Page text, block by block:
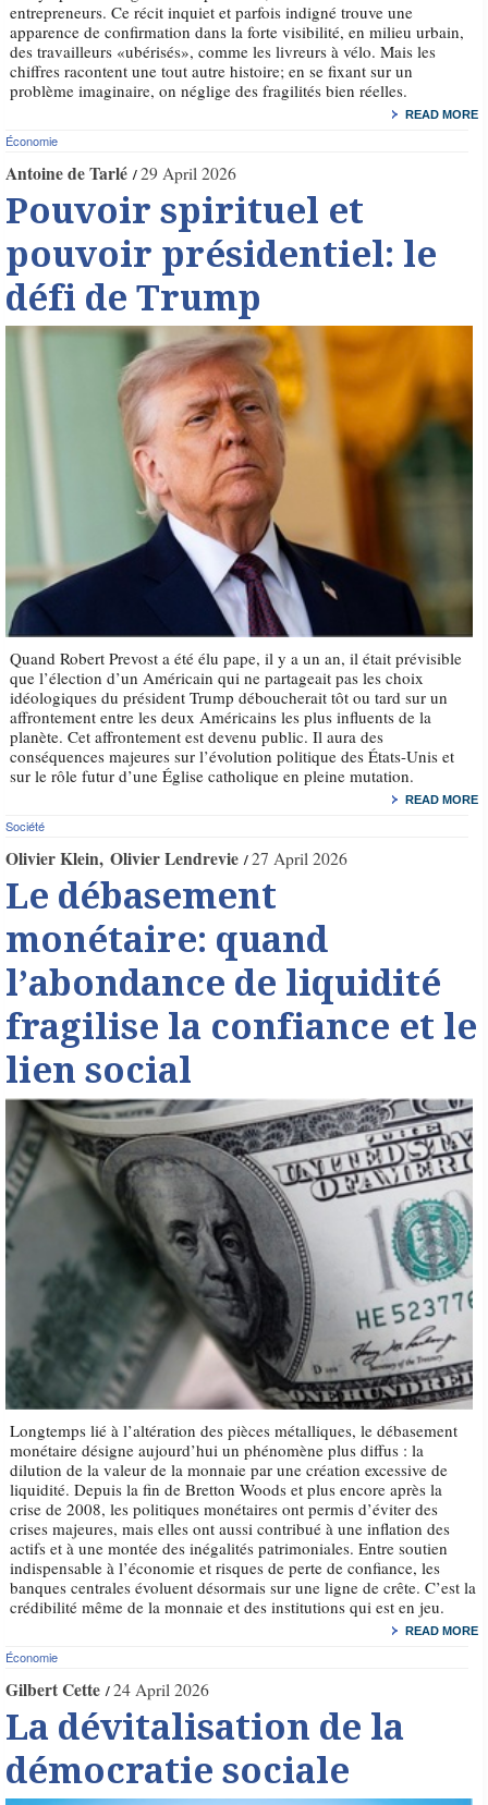
entrepreneurs. Ce récit inquiet et parfois indigné trouve une
apparence de confirmation dans la forte visibilité, en milieu urbain,
des travailleurs «ubérisés», comme les livreurs à vélo. Mais les
chiffres racontent une tout autre histoire; en se fixant sur un
problème imaginaire, on néglige des fragilités bien réelles.
READ MORE
Économie
Antoine de Tarlé 29 April 2026
Pouvoir spirituel et
pouvoir présidentiel: le
défi de Trump
Quand Robert Prevost a été élu pape, il y a un an, il était prévisible
que l’élection d’un Américain qui ne partageait pas les choix
idéologiques du président Trump déboucherait tôt ou tard sur un
affrontement entre les deux Américains les plus influents de la
planète. Cet affrontement est devenu public. Il aura des
conséquences majeures sur l’évolution politique des États-Unis et
sur le rôle futur d’une Église catholique en pleine mutation.
READ MORE
Société
Olivier Klein Olivier Lendrevie 27 April 2026
Le débasement
monétaire: quand
l’abondance de liquidité
fragilise la confiance et le
lien social
Longtemps lié à l’altération des pièces métalliques, le débasement
monétaire désigne aujourd’hui un phénomène plus diffus : la
dilution de la valeur de la monnaie par une création excessive de
liquidité. Depuis la fin de Bretton Woods et plus encore après la
crise de 2008, les politiques monétaires ont permis d’éviter des
crises majeures, mais elles ont aussi contribué à une inflation des
actifs et à une montée des inégalités patrimoniales. Entre soutien
indispensable à l’économie et risques de perte de confiance, les
banques centrales évoluent désormais sur une ligne de crête. C’est la
crédibilité même de la monnaie et des institutions qui est en jeu.
READ MORE
Économie
Gilbert Cette 24 April 2026
La dévitalisation de la
démocratie sociale